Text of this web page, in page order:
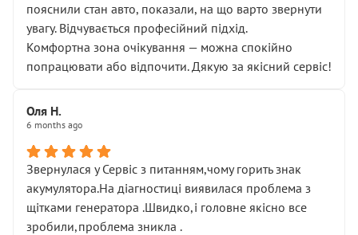
пояснили стан авто, показали, на що варто звернути
увагу. Відчувається професійний підхід.
Комфортна зона очікування — можна спокійно
попрацювати або відпочити. Дякую за якісний сервіс!
Оля Н.
6 months ago
Звернулася у Сервіс з питанням,чому горить знак
акумулятора.На діагностиці виявилася проблема з
щітками генератора .Швидко,і головне якісно все
зробили,проблема зникла .